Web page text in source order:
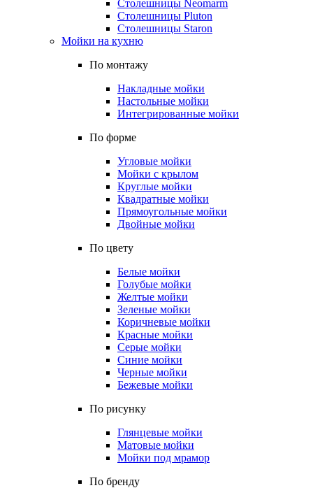
Столешницы Neomarm
Столешницы Pluton
Столешницы Staron
Мойки на кухню
По монтажу
Накладные мойки
Настольные мойки
Интегрированные мойки
По форме
Угловые мойки
Мойки с крылом
Круглые мойки
Квадратные мойки
Прямоугольные мойки
Двойные мойки
По цвету
Белые мойки
Голубые мойки
Желтые мойки
Зеленые мойки
Коричневые мойки
Красные мойки
Серые мойки
Синие мойки
Черные мойки
Бежевые мойки
По рисунку
Глянцевые мойки
Матовые мойки
Мойки под мрамор
По бренду